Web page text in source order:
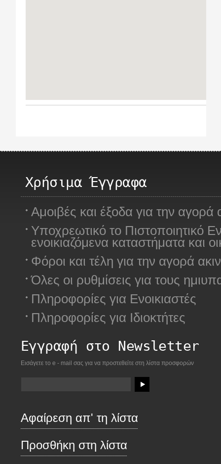
Χρήσιμα Έγγραφα
Αμοιβές και έξοδα για την αγορά
Υποχρεωτικό το Πιστοποιητικό
ενοικιαζόμενα καταστήματα και
Φόροι και τέλη για την αγορά
Όλες οι ρυθμίσεις για τους
Πληροφορίες για Ενοικιαστές
Πληροφορίες για Ιδιοκτήτες
Εγγραφή στο Newsletter
Εισάγετε το e - mail σας για να προστεθείτε στη λίστα προσφορών
Αφαίρεση απ' τη λίστα
Προσθήκη στη λίστα